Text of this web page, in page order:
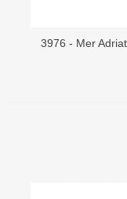
3976 - Mer